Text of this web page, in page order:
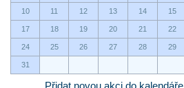
10 11 12 13 14 15
17 18 19 20 21 22
24 25 26 27 28 29
31
Přidat novou akci do kalendáře